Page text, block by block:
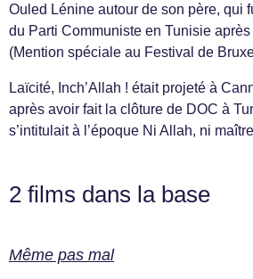
Ouled Lénine autour de son père, qui
du Parti Communiste en Tunisie après
(Mention spéciale au Festival de
Laïcité, Inch’Allah ! était projeté à
après avoir fait la clôture de DOC à
s’intitulait à l’époque Ni Allah, ni
2 films dans la base
Même pas mal